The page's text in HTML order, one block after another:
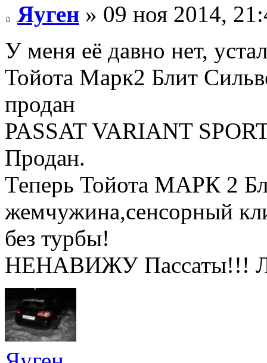
Яуген » 09 ноя 2014,
У меня её давно нет,
Тойота Марк2 Блит
продан
PASSAT VARIANT
Продан.
Теперь Тойота МАРК 2
жемчужина,сенсорный
без турбы!
НЕНАВИЖУ